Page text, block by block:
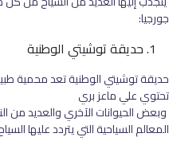
جورجيا:
حديقة توشيتي الوطنية
حديقة توشيتي الوطنية تعد محمية
تحتوي علي ماعز بري
وبعض الحيوانات الآخري والعديد من
المعالم السياحية التي يتردد عليها